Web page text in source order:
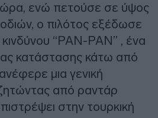
ώρα, ενώ πετούσε σε ύψος
ο πιλότος εξέδωσε
“PAN-PAN” , ένα
κατάστασης κάτω από
μια γενική
από ραντάρ
στην τουρκική